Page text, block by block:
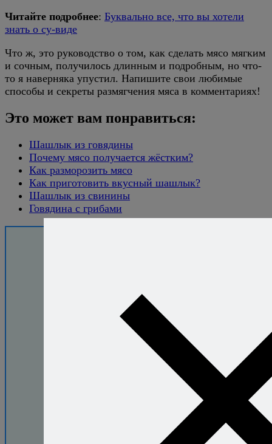
Читайте подробнее: Буквально все, что вы хотели
знать о су-виде
Что ж, это руководство о том, как сделать мясо мягким
и сочным, получилось длинным и подробным, но что-
то я наверняка упустил. Напишите свои любимые
способы и секреты размягчения мяса в комментариях!
Это может вам понравиться:
Шашлык из говядины
Почему мясо получается жёстким?
Как разморозить мясо
Как приготовить вкусный шашлык?
Шашлык из свинины
Говядина с грибами
сочетаний
откроет вам
свободу
блюда на ходу
и знать, что всё
получится.